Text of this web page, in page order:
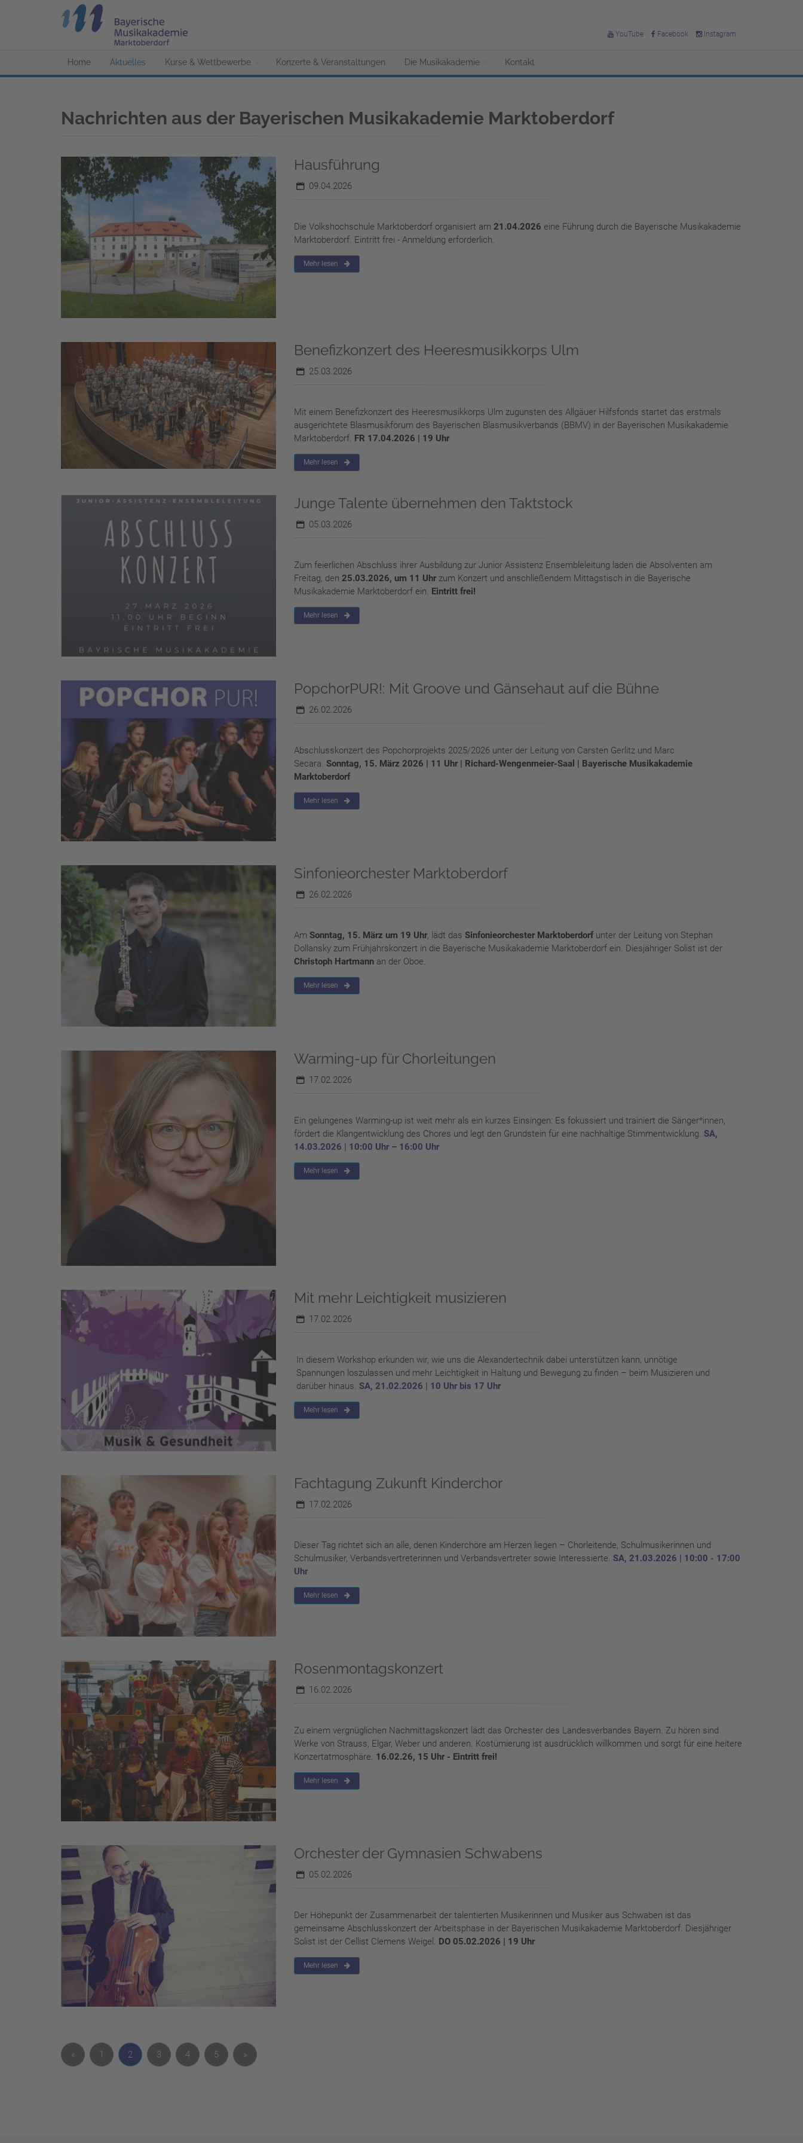
YouTube Facebook Instagram
Home Aktuelles Kurse & Wettbewerbe Konzerte & Veranstaltungen Die Musikakademie Kontakt
Nachrichten aus der Bayerischen Musikakademie Marktoberdorf
Hausführung
09.04.2026
Die Volkshochschule Marktoberdorf organisiert am 21.04.2026 eine Führung durch die Bayerische Musikakademie
Marktoberdorf. Eintritt frei - Anmeldung erforderlich.
Mehr lesen
Benefizkonzert des Heeresmusikkorps Ulm
25.03.2026
Mit einem Benefizkonzert des Heeresmusikkorps Ulm zugunsten des Allgäuer Hilfsfonds startet das erstmals
ausgerichtete Blasmusikforum des Bayerischen Blasmusikverbands (BBMV) in der Bayerischen Musikakademie
Marktoberdorf. FR 17.04.2026 | 19 Uhr
Mehr lesen
Junge Talente übernehmen den Taktstock
05.03.2026
Zum feierlichen Abschluss ihrer Ausbildung zur Junior Assistenz Ensembleleitung laden die Absolventen am
Freitag, den 25.03.2026, um 11 Uhr zum Konzert und anschließendem Mittagstisch in die Bayerische
Musikakademie Marktoberdorf ein. Eintritt frei!
Mehr lesen
PopchorPUR!: Mit Groove und Gänsehaut auf die Bühne
26.02.2026
Abschlusskonzert des Popchorprojekts 2025/2026 unter der Leitung von Carsten Gerlitz und Marc
Secara. Sonntag, 15. März 2026 | 11 Uhr | Richard-Wengenmeier-Saal | Bayerische Musikakademie
Marktoberdorf
Mehr lesen
Sinfonieorchester Marktoberdorf
26.02.2026
Am Sonntag, 15. März um 19 Uhr, lädt das Sinfonieorchester Marktoberdorfunter der Leitung von Stephan
Dollansky zum Frühjahrskonzert in die Bayerische Musikakademie Marktoberdorf ein. Diesjähriger Solist ist der
Christoph Hartmann an der Oboe.
Mehr lesen
Warming-up für Chorleitungen
17.02.2026
Ein gelungenes Warming-up ist weit mehr als ein kurzes Einsingen: Es fokussiert und trainiert die Sänger*innen,
fördert die Klangentwicklung des Chores und legt den Grundstein für eine nachhaltige Stimmentwicklung. SA,
14.03.2026 | 10:00 Uhr – 16:00 Uhr
Mehr lesen
Mit mehr Leichtigkeit musizieren
17.02.2026
In diesem Workshop erkunden wir, wie uns die Alexandertechnik dabei unterstützen kann, unnötige
Spannungen loszulassen und mehr Leichtigkeit in Haltung und Bewegung zu finden – beim Musizieren und
darüber hinaus. SA, 21.02.2026 | 10 Uhr bis 17 Uhr
Mehr lesen
Fachtagung Zukunft Kinderchor
17.02.2026
Dieser Tag richtet sich an alle, denen Kinderchöre am Herzen liegen – Chorleitende, Schulmusikerinnen und
Schulmusiker, Verbandsvertreterinnen und Verbandsvertreter sowie Interessierte. SA, 21.03.2026 | 10:00 - 17:00
Uhr
Mehr lesen
Rosenmontagskonzert
16.02.2026
Zu einem vergnüglichen Nachmittagskonzert lädt das Orchester des Landesverbandes Bayern. Zu hören sind
Werke von Strauss, Elgar, Weber und anderen. Kostümierung ist ausdrücklich willkommen und sorgt für eine heitere
Konzertatmosphäre. 16.02.26, 15 Uhr - Eintritt frei!
Mehr lesen
Orchester der Gymnasien Schwabens
05.02.2026
Der Höhepunkt der Zusammenarbeit der talentierten Musikerinnen und Musiker aus Schwaben ist das
gemeinsame Abschlusskonzert der Arbeitsphase in der Bayerischen Musikakademie Marktoberdorf. Diesjähriger
Solist ist der Cellist Clemens Weigel. DO 05.02.2026 | 19 Uhr
Mehr lesen
« 1 2 3 4 5 »